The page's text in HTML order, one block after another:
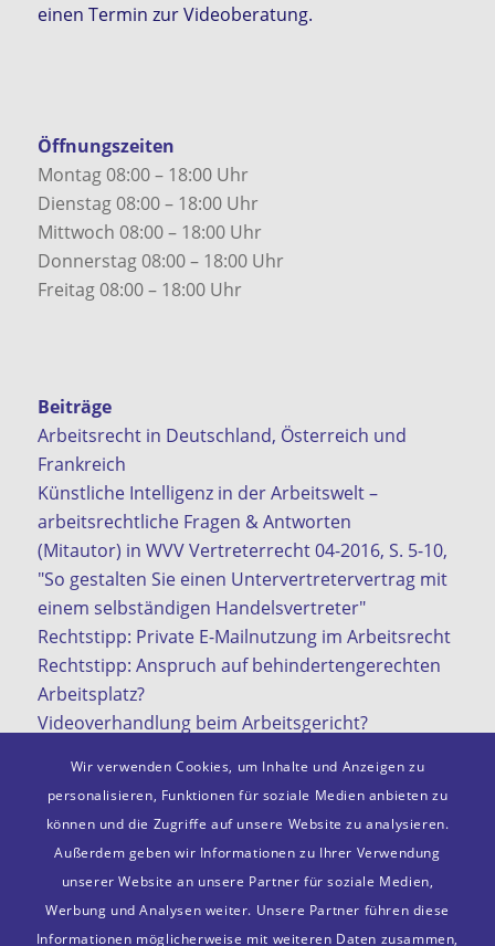
einen Termin zur Videoberatung.
Öffnungszeiten
Montag 08:00 – 18:00 Uhr
Dienstag 08:00 – 18:00 Uhr
Mittwoch 08:00 – 18:00 Uhr
Donnerstag 08:00 – 18:00 Uhr
Freitag 08:00 – 18:00 Uhr
Beiträge
Arbeitsrecht in Deutschland, Österreich und
Frankreich
Künstliche Intelligenz in der Arbeitswelt –
arbeitsrechtliche Fragen & Antworten
(Mitautor) in WVV Vertreterrecht 04-2016, S. 5-10,
"So gestalten Sie einen Untervertretervertrag mit
einem selbständigen Handelsvertreter"
Rechtstipp: Private E-Mailnutzung im Arbeitsrecht
Rechtstipp: Anspruch auf behindertengerechten
Arbeitsplatz?
Videoverhandlung beim Arbeitsgericht?
Mitgliedschaften
Deutscher Anwaltsverein e. V.
Wir verwenden Cookies, um Inhalte und Anzeigen zu
personalisieren, Funktionen für soziale Medien anbieten zu
können und die Zugriffe auf unsere Website zu analysieren.
Außerdem geben wir Informationen zu Ihrer Verwendung
unserer Website an unsere Partner für soziale Medien,
Werbung und Analysen weiter. Unsere Partner führen diese
Informationen möglicherweise mit weiteren Daten zusammen,